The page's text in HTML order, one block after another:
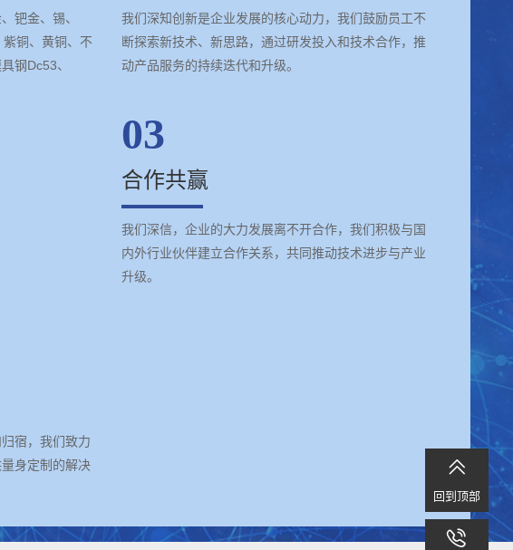
钯金、锡、
铜、黄铜、不
钢Dc53、
我们深知创新是企业发展的核心动力，我们鼓励员工不
断探索新技术、新思路，通过研发投入和技术合作，推
动产品服务的持续迭代和升级。
03
合作共赢
我们深信，企业的大力发展离不开合作，我们积极与国
内外行业伙伴建立合作关系，共同推动技术进步与产业
升级。
宿，我们致力
身定制的解决

回到顶部
